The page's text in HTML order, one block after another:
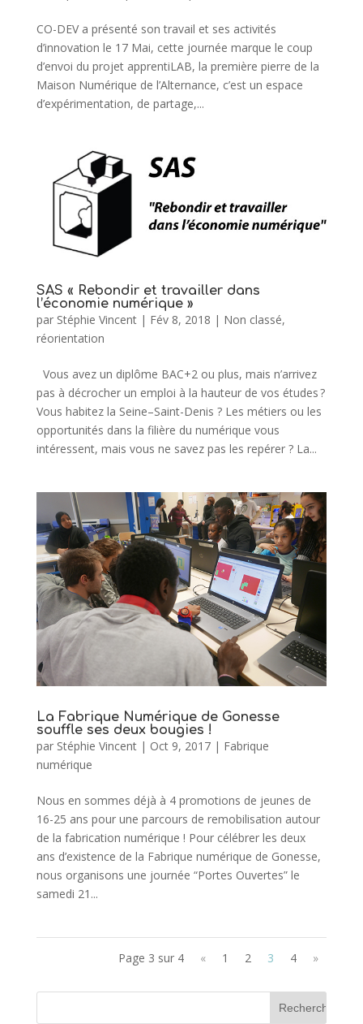
CO-DEV a présenté son travail et ses activités
d’innovation le 17 Mai, cette journée marque le coup
d’envoi du projet apprentiLAB, la première pierre de la
Maison Numérique de l’Alternance, c’est un espace
d’expérimentation, de partage,...
SAS « Rebondir et travailler dans
l’économie numérique »
par Stéphie Vincent| Fév 8, 2018 | Non classé,
réorientation
Vous avez un diplôme BAC+2 ou plus, mais n’arrivez
pas à décrocher un emploi à la hauteur de vos études ?
Vous habitez la Seine–Saint-Denis ? Les métiers ou les
opportunités dans la filière du numérique vous
intéressent, mais vous ne savez pas les repérer ? La...
La Fabrique Numérique de Gonesse
souffle ses deux bougies !
par Stéphie Vincent| Oct 9, 2017| Fabrique
numérique
Nous en sommes déjà à 4 promotions de jeunes de
16-25 ans pour une parcours de remobilisation autour
de la fabrication numérique ! Pour célébrer les deux
ans d’existence de la Fabrique numérique de Gonesse,
nous organisons une journée “Portes Ouvertes” le
samedi 21...
Page 3 sur 4 « 1 2 3 4 »